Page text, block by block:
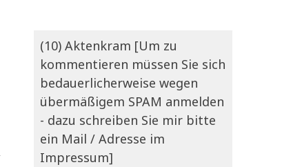
(10) Aktenkram [Um zu
kommentieren müssen Sie sich
bedauerlicherweise wegen
übermäßigem SPAM anmelden
- dazu schreiben Sie mir bitte
ein Mail / Adresse im
Impressum]